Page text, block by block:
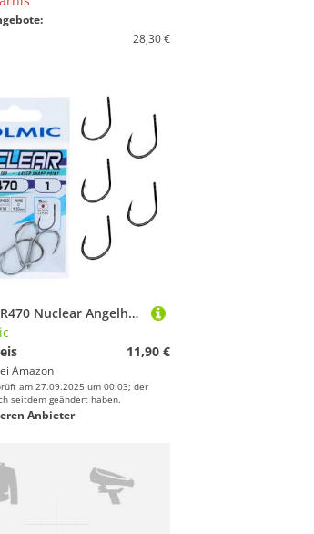
28,30 €
Colmic MR470 Nuclear Angelhaken aus schwarzem Nickel, Größe 1 – Ringed, Forged, Barb – für Surfcasting, Rock Fishing, Bolentino und Drifting – Offizielles Produkt Colmic
11,90 €
Amazon
am 27.09.2025 um 00:03; der
seitdem geändert haben.
Anbieter